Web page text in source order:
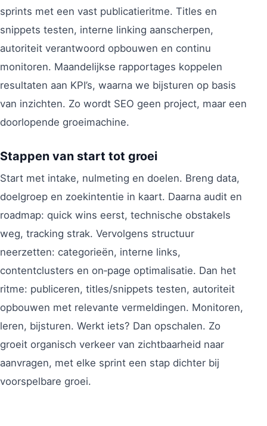
sprints met een vast publicatieritme. Titles en
snippets testen, interne linking aanscherpen,
autoriteit verantwoord opbouwen en continu
monitoren. Maandelijkse rapportages koppelen
resultaten aan KPI’s, waarna we bijsturen op basis
van inzichten. Zo wordt SEO geen project, maar een
doorlopende groeimachine.
Stappen van start tot groei
Start met intake, nulmeting en doelen. Breng data,
doelgroep en zoekintentie in kaart. Daarna audit en
roadmap: quick wins eerst, technische obstakels
weg, tracking strak. Vervolgens structuur
neerzetten: categorieën, interne links,
contentclusters en on‑page optimalisatie. Dan het
ritme: publiceren, titles/snippets testen, autoriteit
opbouwen met relevante vermeldingen. Monitoren,
leren, bijsturen. Werkt iets? Dan opschalen. Zo
groeit organisch verkeer van zichtbaarheid naar
aanvragen, met elke sprint een stap dichter bij
voorspelbare groei.